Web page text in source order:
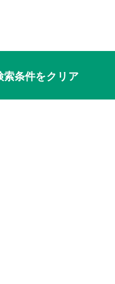
索条件をクリア